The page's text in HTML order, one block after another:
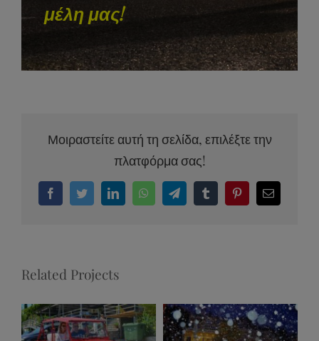
μέλη μας!
Μοιραστείτε αυτή τη σελίδα, επιλέξτε την
πλατφόρμα σας!
FacebookTwitterLinkedInWhatsAppTelegramTumblrPinterestEmail
Related Projects